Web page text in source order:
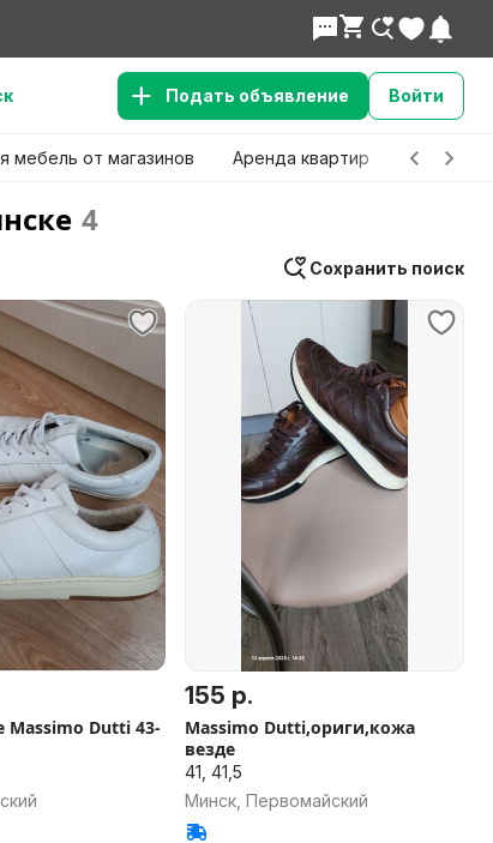
Подать объявление Войти
мебель от магазинов Аренда квартир Детские
4
Сохранить поиск
Massimo Dutti 43-
155 р.
Massimo Dutti,ориги,кожа
везде
41, 41,5
Минск, Первомайский